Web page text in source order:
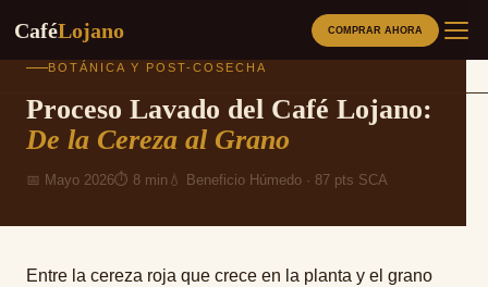
Saltar
contenido
CaféLojano
CAFÉS
PRODUCTOS RELACIONADOS
COMPRAR AHORA
BOTÁNICA Y POST-COSECHA
Proceso Lavado del Café Lojano:
De la Cereza al Grano
📅 Mayo 2026⏱ 8 min 💧 Beneficio Húmedo · 87 pts SCA
Entre la cereza roja que crece en la planta y el grano